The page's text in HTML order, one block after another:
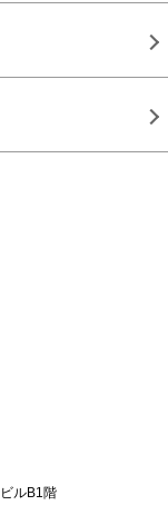
ルB1階